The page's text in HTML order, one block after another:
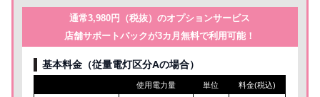
通常3,980円（税抜）のオプションサービス
店舗サポートパックが3カ月無料で利用可能！
基本料金（従量電灯区分Aの場合）
使用電力量 単位
料金(税込)